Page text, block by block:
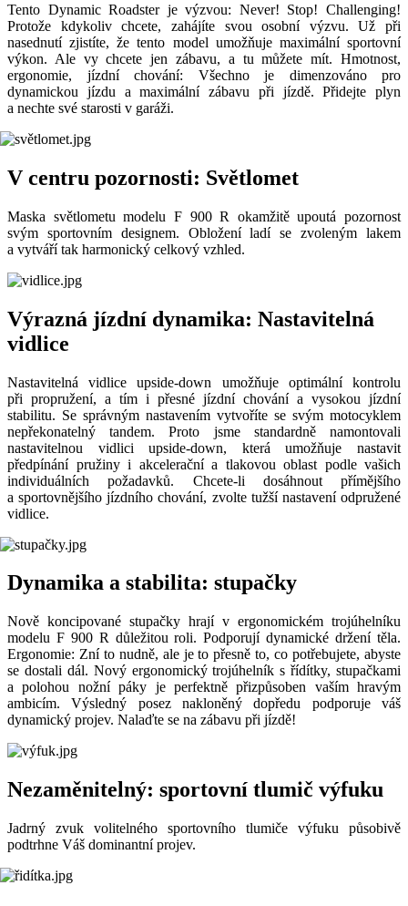
Tento Dynamic Roadster je výzvou: Never! Stop! Challenging!
Protože kdykoliv chcete, zahájíte svou osobní výzvu. Už při
nasednutí zjistíte, že tento model umožňuje maximální sportovní
výkon. Ale vy chcete jen zábavu, a tu můžete mít. Hmotnost,
ergonomie, jízdní chování: Všechno je dimenzováno pro
dynamickou jízdu a maximální zábavu při jízdě. Přidejte plyn
a nechte své starosti v garáži.
V centru pozornosti: Světlomet
Maska světlometu modelu F 900 R okamžitě upoutá pozornost
svým sportovním designem. Obložení ladí se zvoleným lakem
a vytváří tak harmonický celkový vzhled.
Výrazná jízdní dynamika: Nastavitelná
vidlice
Nastavitelná vidlice upside-down umožňuje optimální kontrolu
při propružení, a tím i přesné jízdní chování a vysokou jízdní
stabilitu. Se správným nastavením vytvoříte se svým motocyklem
nepřekonatelný tandem. Proto jsme standardně namontovali
nastavitelnou vidlici upside-down, která umožňuje nastavit
předpínání pružiny i akcelerační a tlakovou oblast podle vašich
individuálních požadavků. Chcete-li dosáhnout přímějšího
a sportovnějšího jízdního chování, zvolte tužší nastavení odpružené
vidlice.
Dynamika a stabilita: stupačky
Nově koncipované stupačky hrají v ergonomickém trojúhelníku
modelu F 900 R důležitou roli. Podporují dynamické držení těla.
Ergonomie: Zní to nudně, ale je to přesně to, co potřebujete, abyste
se dostali dál. Nový ergonomický trojúhelník s řídítky, stupačkami
a polohou nožní páky je perfektně přizpůsoben vaším hravým
ambicím. Výsledný posez nakloněný dopředu podporuje váš
dynamický projev. Nalaďte se na zábavu při jízdě!
Nezaměnitelný: sportovní tlumič výfuku
Jadrný zvuk volitelného sportovního tlumiče výfuku působivě
podtrhne Váš dominantní projev.